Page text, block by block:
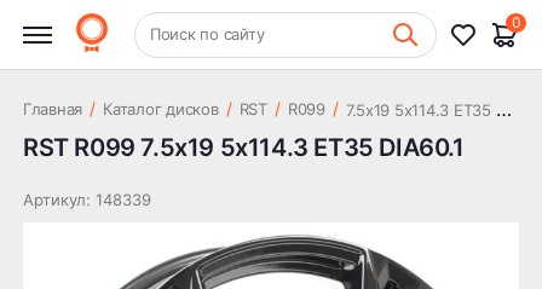
+7 (831) 261-35-35 Шиномонтаж
Поиск по сайту
0
Главная / Каталог дисков / RST / R099 / 7
.5x19 5x114.3 ET35 DIA60.1
RST R099 7.5x19 5x114.3 ET35 DIA60.1
Артикул: 148339